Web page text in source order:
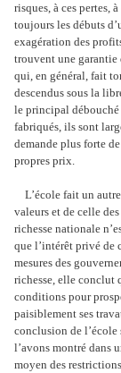
risques, à ces pertes,
toujours les débuts
exagération des
trouvent une garantie
qui, en général, fait
descendus sous la
le principal débouché
fabriqués, ils sont
demande plus forte
propres prix.
L’école fait un
valeurs et de celle
richesse nationale
que l’intérêt privé de
mesures des
richesse, elle conclut
conditions pour
paisiblement ses
conclusion de l’école
l’avons montré dans
moyen des